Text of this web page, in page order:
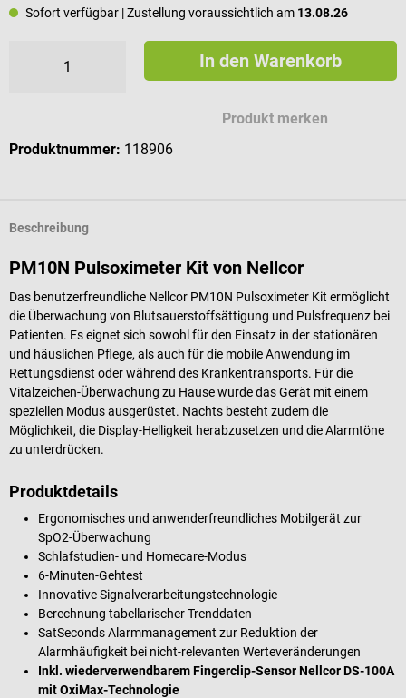
Sofort verfügbar | Zustellung voraussichtlich am 13.08.26
In den Warenkorb
Produkt merken
Produktnummer: 118906
Beschreibung
PM10N Pulsoximeter Kit von Nellcor
Das benutzerfreundliche Nellcor PM10N Pulsoximeter Kit ermöglicht
die Überwachung von Blutsauerstoffsättigung und Pulsfrequenz bei
Patienten. Es eignet sich sowohl für den Einsatz in der stationären
und häuslichen Pflege, als auch für die mobile Anwendung im
Rettungsdienst oder während des Krankentransports. Für die
Vitalzeichen-Überwachung zu Hause wurde das Gerät mit einem
speziellen Modus ausgerüstet. Nachts besteht zudem die
Möglichkeit, die Display-Helligkeit herabzusetzen und die Alarmtöne
zu unterdrücken.
Produktdetails
Ergonomisches und anwenderfreundliches Mobilgerät zur
SpO2-Überwachung
Schlafstudien- und Homecare-Modus
6-Minuten-Gehtest
Innovative Signalverarbeitungstechnologie
Berechnung tabellarischer Trenddaten
SatSeconds Alarmmanagement zur Reduktion der
Alarmhäufigkeit bei nicht-relevanten Werteveränderungen
Inkl. wiederverwendbarem Fingerclip-Sensor Nellcor DS-100A
mit OxiMax-Technologie